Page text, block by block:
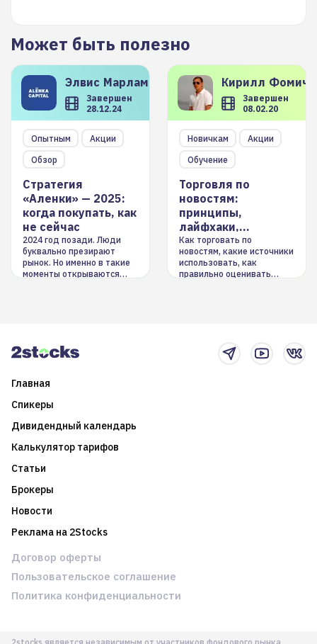
Может быть полезно
Элвис Марламов
Завершен
28.12.24
Опытным
Акции
Обзор
Стратегия
«Аленки» — 2025:
когда покупать, как
не сейчас
2024 год позади. Люди
буквально презирают
рынок. Но именно в такие
моменты открываются
Кирилл
Завершен
08.02.20
Новичкам
Акции
Обучение
Торговля по
новостям:
принципы,
лайфхаки,
инструменты
Как торговать по
новостям, какие источники
использовать, как
правильно оценивать
Главная
Спикеры
Дивидендный календарь
Калькулятор тарифов
Статьи
Брокеры
Новости
Реклама на 2Stocks
Договор оферты
Пользовательское соглашение
Политика конфиденциальности